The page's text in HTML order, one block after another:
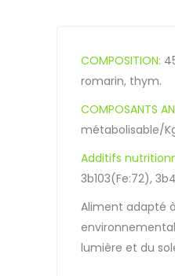
COMPOSITION:
romarin, thym.
COMPOSANTS
métabolisable/
Additifs
3b103(Fe:72),
Aliment adapté
lumière et du